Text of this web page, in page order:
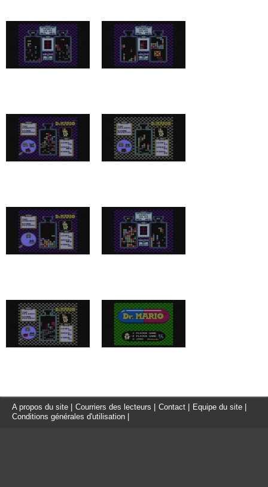
A propos du site Courriers des lecteurs Contact Equipe du site
Conditions générales d'utilisation